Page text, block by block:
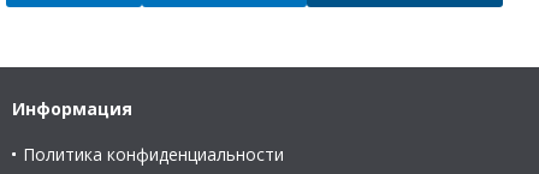
Информация
Политика конфиденциальности